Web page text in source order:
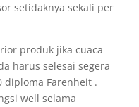
setidaknya sekali per
produk jika cuaca
harus selesai segera
diploma Farenheit .
well selama